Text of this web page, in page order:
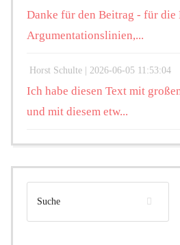
Danke für den Beitrag - für die
Argumentationslinien,...
Horst Schulte | 2026-06-05 11:53:04
Ich habe diesen Text mit
und mit diesem etw...